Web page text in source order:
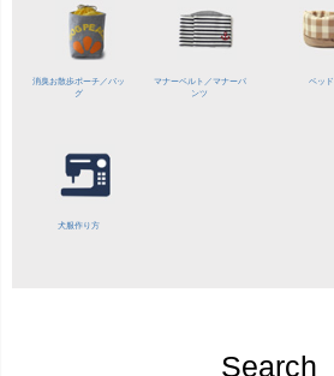
消臭お散歩ポーチ／バッ
グ
マナーベルト／マナーパ
ンツ
ベッド
犬服作り方
Search